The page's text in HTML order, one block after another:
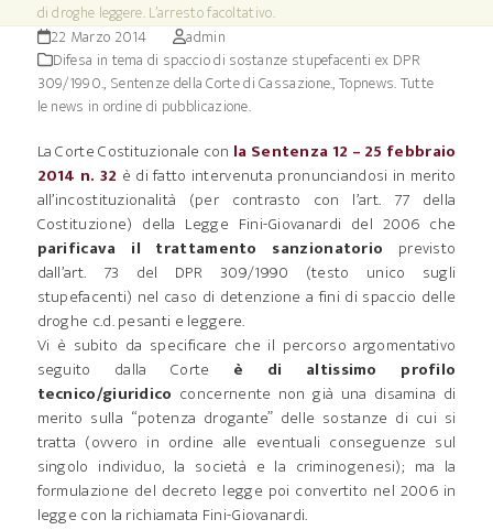
di droghe leggere. L’arresto facoltativo.
22 Marzo 2014
admin
Difesa in tema di spaccio di sostanze stupefacenti ex DPR
309/1990., Sentenze della Corte di Cassazione.,Topnews. Tutte
le news in ordine di pubblicazione.
La Corte Costituzionale con la Sentenza 12 – 25 febbraio
2014 n. 32 è di fatto intervenuta pronunciandosi in merito
all’incostituzionalità (per contrasto con l’art. 77 della
Costituzione) della Legge Fini-Giovanardi del 2006 che
parificava il trattamento sanzionatorio previsto
dall’art. 73 del DPR 309/1990 (testo unico sugli
stupefacenti) nel caso di detenzione a fini di spaccio delle
droghe c.d. pesanti e leggere.
Vi è subito da specificare che il percorso argomentativo
seguito dalla Corte è di altissimo profilo
tecnico/giuridico concernente non già una disamina di
merito sulla “potenza drogante” delle sostanze di cui si
tratta (ovvero in ordine alle eventuali conseguenze sul
singolo individuo, la società e la criminogenesi); ma la
formulazione del decreto legge poi convertito nel 2006 in
legge con la richiamata Fini-Giovanardi.